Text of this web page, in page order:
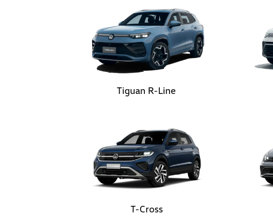
Tiguan R-Line
T-Cross